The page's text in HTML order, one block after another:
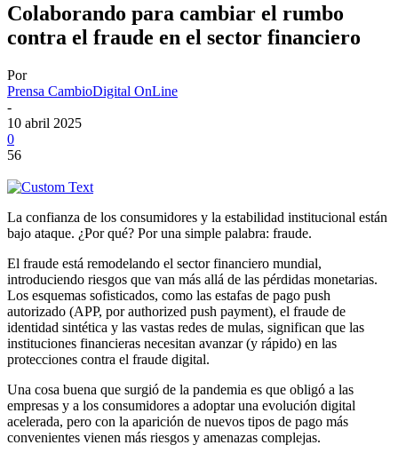
Colaborando para cambiar el rumbo
contra el fraude en el sector financiero
Por
Prensa CambioDigital OnLine
-
10 abril 2025
0
56
La confianza de los consumidores y la estabilidad institucional están
bajo ataque. ¿Por qué? Por una simple palabra: fraude.
El fraude está remodelando el sector financiero mundial,
introduciendo riesgos que van más allá de las pérdidas monetarias.
Los esquemas sofisticados, como las estafas de pago push
autorizado (APP, por authorized push payment), el fraude de
identidad sintética y las vastas redes de mulas, significan que las
instituciones financieras necesitan avanzar (y rápido) en las
protecciones contra el fraude digital.
Una cosa buena que surgió de la pandemia es que obligó a las
empresas y a los consumidores a adoptar una evolución digital
acelerada, pero con la aparición de nuevos tipos de pago más
convenientes vienen más riesgos y amenazas complejas.